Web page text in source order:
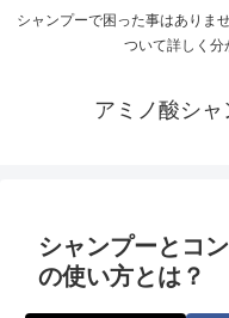
シャンプーで困った事はありま
ついて詳しく分
アミノ酸シ
シャンプーとコ
の使い方とは？